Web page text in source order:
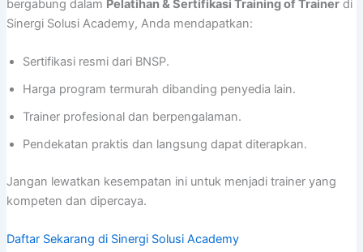
bergabung dalam Pelatihan & Sertifikasi Training of Trainerdi
Sinergi Solusi Academy, Anda mendapatkan:
Sertifikasi resmi dari BNSP.
Harga program termurah dibanding penyedia lain.
Trainer profesional dan berpengalaman.
Pendekatan praktis dan langsung dapat diterapkan.
Jangan lewatkan kesempatan ini untuk menjadi trainer yang
kompeten dan dipercaya.
Daftar Sekarang di Sinergi Solusi Academy